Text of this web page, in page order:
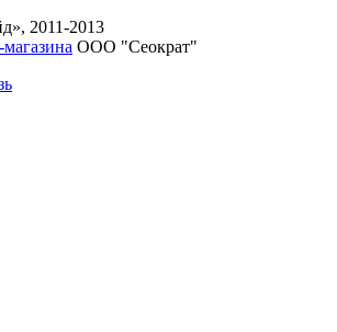
2011-2013
ООО "Сеократ"